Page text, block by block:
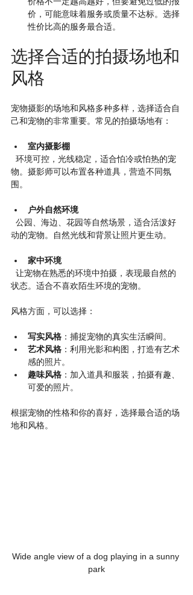
价，可能意味着服务或质量不达标。选择
性价比高的服务最合适。
选择合适的拍摄场地和
风格
宠物摄影的场地和风格多种多样，选择适合自
己和宠物的非常重要。常见的拍摄场地有：
室内摄影棚
物。摄影师可以布置各种道具，营造不同氛
围。
户外自然环境
动的宠物。自然光线和背景让照片更生动。
家中环境
状态。适合不喜欢陌生环境的宠物。
风格方面，可以选择：
写实风格 ：捕捉宠物的真实生活瞬间。
艺术风格 ：利用光影和构图，打造有艺术
感的照片。
趣味风格 ：加入道具和服装，拍摄有趣、
可爱的照片。
根据宠物的性格和你的喜好，选择最合适的场
地和风格。
Wide angle view of a dog playing in a sunny
park